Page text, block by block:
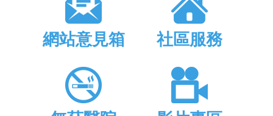
網站意見箱 社區服務